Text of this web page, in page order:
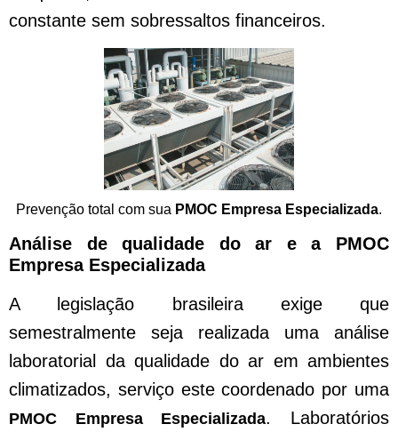
constante sem sobressaltos financeiros.
Prevenção total com sua PMOC Empresa Especializada.
Análise de qualidade do ar e a PMOC
Empresa Especializada
A legislação brasileira exige que
semestralmente seja realizada uma análise
laboratorial da qualidade do ar em ambientes
climatizados, serviço este coordenado por uma
PMOC Empresa Especializada. Laboratórios